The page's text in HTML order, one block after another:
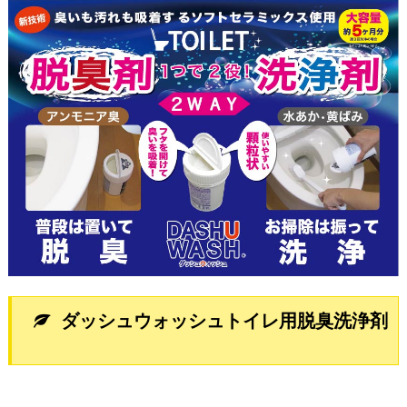
ダッシュウォッシュトイレ用脱臭洗浄剤